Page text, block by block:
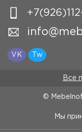
VK Tw
Все
©
Мы